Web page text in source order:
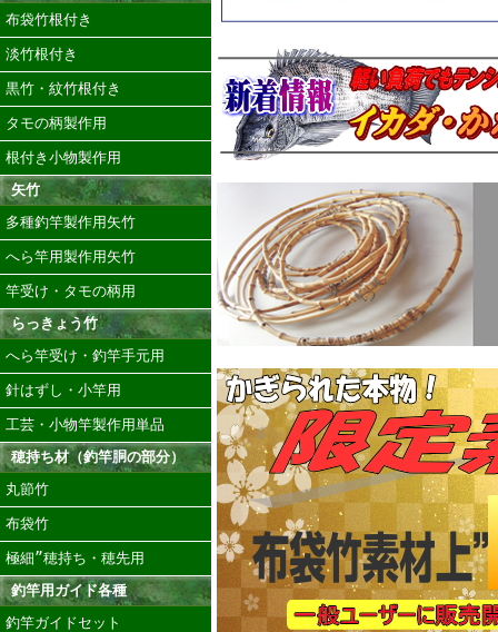
布袋竹根付き
淡竹根付き
黒竹・紋竹根付き
タモの柄製作用
根付き小物製作用
矢竹
多種釣竿製作用矢竹
へら竿用製作用矢竹
竿受け・タモの柄用
らっきょう竹
へら竿受け・釣竿手元用
針はずし・小竿用
工芸・小物竿製作用単品
穂持ち材（釣竿胴の部分）
丸節竹
布袋竹
極細”穂持ち・穂先用
釣竿用ガイド各種
釣竿ガイドセット